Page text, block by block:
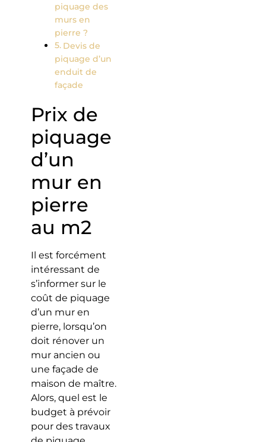
piquage des
murs en
pierre ?
Devis de
piquage d’un
enduit de
façade
Prix de
piquage
d’un
mur en
pierre
au m2
Il est forcément
intéressant de
s’informer sur le
coût de piquage
d’un mur en
pierre, lorsqu’on
doit rénover un
mur ancien ou
une façade de
maison de maître.
Alors, quel est le
budget à prévoir
pour des travaux